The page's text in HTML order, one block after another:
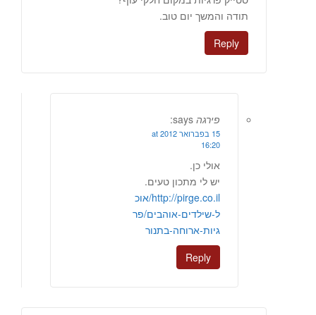
תודה והמשך יום טוב.
Reply
פירגה says:
15 בפברואר 2012 at
16:20
אולי כן.
יש לי מתכון טעים.
http://pirge.co.il/אוכ
ל-שילדים-אוהבים/פר
גיות-ארוחה-בתנור
Reply